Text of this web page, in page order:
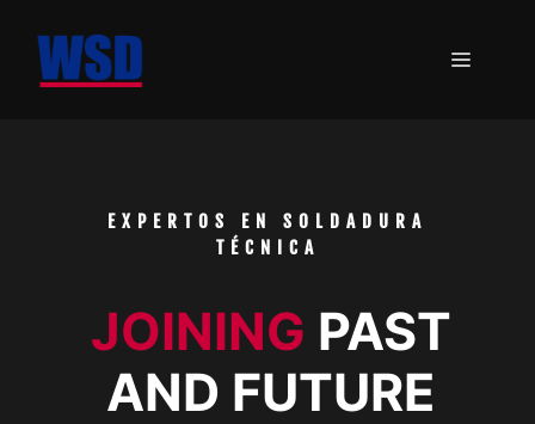
contenido
MENÚ
EXPERTOS EN SOLDADURA
TÉCNICA
JOINING PAST
AND FUTURE